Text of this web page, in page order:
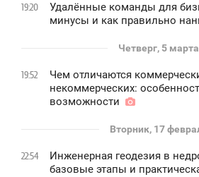
19:20
Удалённые команды для
минусы и как правильно
Четверг, 5 марта
19:52
Чем отличаются
некоммерческих:
возможности
Вторник, 17
22:54
Инженерная геодезия в
базовые этапы и